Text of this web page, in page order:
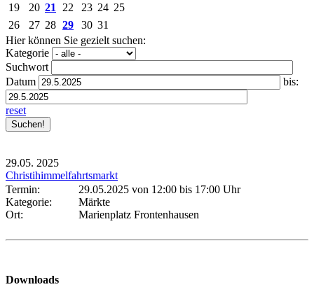
19
20 21 22 23 24 25
26
27 28 29 30 31
Hier können Sie gezielt suchen:
Kategorie
Suchwort
Datum
bis:
reset
29.05. 2025
Christihimmelfahrtsmarkt
Termin:
29.05.2025 von 12:00 bis 17:00 Uhr
Kategorie:
Märkte
Ort:
Marienplatz Frontenhausen
Downloads